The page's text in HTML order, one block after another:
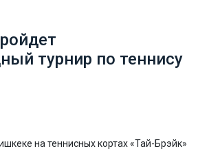
турнир по теннису
на теннисных кортах «Тай-Брэйк»